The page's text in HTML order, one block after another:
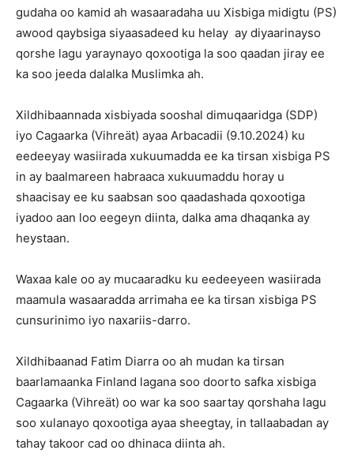
gudaha oo kamid ah wasaaradaha uu Xisbiga midigtu (PS)
awood qaybsiga siyaasadeed ku helay ay diyaarinayso
qorshe lagu yaraynayo qoxootiga la soo qaadan jiray ee
ka soo jeeda dalalka Muslimka ah.
Xildhibaannada xisbiyada sooshal dimuqaaridga (SDP)
iyo Cagaarka (Vihreät) ayaa Arbacadii (9.10.2024) ku
eedeeyay wasiirada xukuumadda ee ka tirsan xisbiga PS
in ay baalmareen habraaca xukuumaddu horay u
shaacisay ee ku saabsan soo qaadashada qoxootiga
iyadoo aan loo eegeyn diinta, dalka ama dhaqanka ay
heystaan.
Waxaa kale oo ay mucaaradku ku eedeeyeen wasiirada
maamula wasaaradda arrimaha ee ka tirsan xisbiga PS
cunsurinimo iyo naxariis-darro.
Xildhibaanad Fatim Diarra oo ah mudan ka tirsan
baarlamaanka Finland lagana soo doorto safka xisbiga
Cagaarka (Vihreät) oo war ka soo saartay qorshaha lagu
soo xulanayo qoxootiga ayaa sheegtay, in tallaabadan ay
tahay takoor cad oo dhinaca diinta ah.